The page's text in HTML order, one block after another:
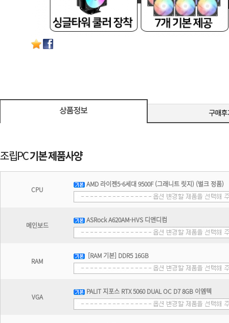
CPU
AMD 라이젠5-6세대 9500F (그래니트 릿지) (벌크 정품)
메인보드
ASRock A620AM-HVS 디앤디컴
RAM
[RAM 기본] DDR5 16GB
VGA
PALIT 지포스 RTX 5060 DUAL OC D7 8GB 이엠텍